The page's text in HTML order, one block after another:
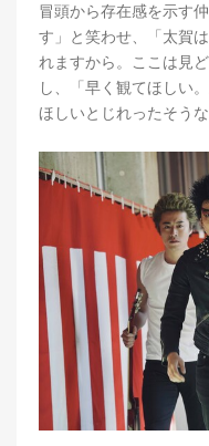
冒頭から存在感を示す
す」と笑わせ、「太賀
れますから。ここは見
し、「早く観てほしい
ほしいとじれったそう